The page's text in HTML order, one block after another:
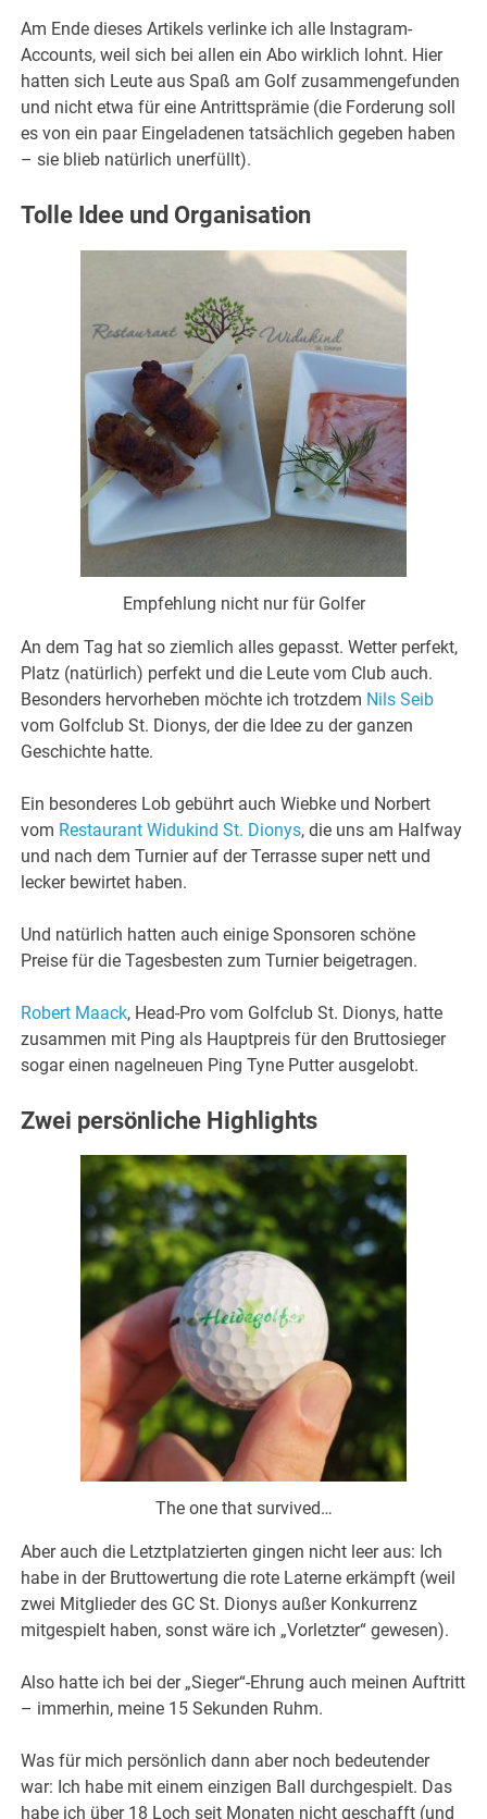
Am Ende dieses Artikels verlinke ich alle Instagram-
Accounts, weil sich bei allen ein Abo wirklich lohnt. Hier
hatten sich Leute aus Spaß am Golf zusammengefunden
und nicht etwa für eine Antrittsprämie (die Forderung soll
es von ein paar Eingeladenen tatsächlich gegeben haben
– sie blieb natürlich unerfüllt).
Tolle Idee und Organisation
Empfehlung nicht nur für Golfer
An dem Tag hat so ziemlich alles gepasst. Wetter perfekt,
Platz (natürlich) perfekt und die Leute vom Club auch.
Besonders hervorheben möchte ich trotzdem Nils Seib
vom Golfclub St. Dionys, der die Idee zu der ganzen
Geschichte hatte.
Ein besonderes Lob gebührt auch Wiebke und Norbert
vom Restaurant Widukind St. Dionys, die uns am Halfway
und nach dem Turnier auf der Terrasse super nett und
lecker bewirtet haben.
Und natürlich hatten auch einige Sponsoren schöne
Preise für die Tagesbesten zum Turnier beigetragen.
Robert Maack, Head-Pro vom Golfclub St. Dionys, hatte
zusammen mit Ping als Hauptpreis für den Bruttosieger
sogar einen nagelneuen Ping Tyne Putter ausgelobt.
Zwei persönliche Highlights
The one that survived…
Aber auch die Letztplatzierten gingen nicht leer aus: Ich
habe in der Bruttowertung die rote Laterne erkämpft (weil
zwei Mitglieder des GC St. Dionys außer Konkurrenz
mitgespielt haben, sonst wäre ich „Vorletzter“ gewesen).
Also hatte ich bei der „Sieger“-Ehrung auch meinen Auftritt
– immerhin, meine 15 Sekunden Ruhm.
Was für mich persönlich dann aber noch bedeutender
war: Ich habe mit einem einzigen Ball durchgespielt. Das
habe ich über 18 Loch seit Monaten nicht geschafft (und